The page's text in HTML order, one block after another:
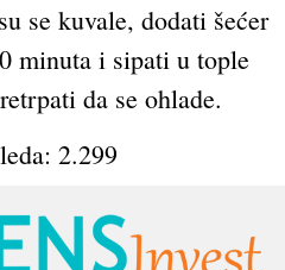
se kuvale, dodati šećer
minuta i sipati u tople
da se ohlade.
2.299